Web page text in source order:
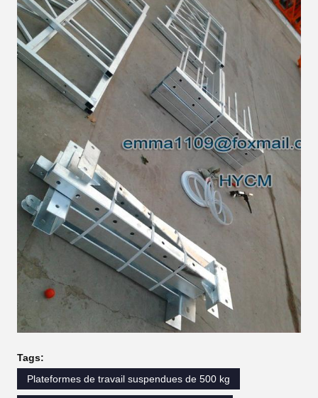
Tags:
Plateformes de travail suspendues de 500 kg